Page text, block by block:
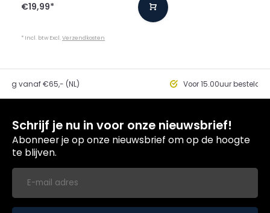
€19,99*
* Incl. btw Excl.Verzendkosten
vanaf €65,- (NL) Voor 15.00uur besteld,
Schrijf je nu in voor onze nieuwsbrief!
Abonneer je op onze nieuwsbrief om op de hoogte
te blijven.